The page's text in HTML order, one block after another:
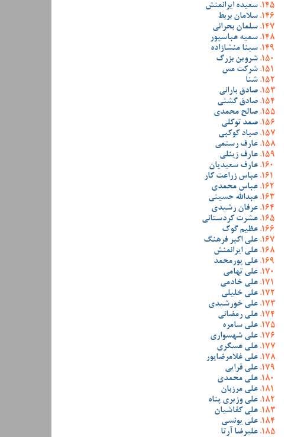
سعیده ایرانمنش
سلامان بربط
سلمان بحرانی
سمیه عباسپور
سینا منشازاده
شروین بزرگ
شرکت مس
شنا
صادق بارانی
صادق گشنی
صالح محمدی
صمد توکلی
صیاد کوکبی
عارف رستمی
عارف زینلی
عارف سعیدیان
عباس زراعت کار
عباس محمدی
عبدالله حسینی
عرفان رشیدی
عشرت کردستانی
عظیم گوک
علی اکبر فرهنگ
علی ایرانمنش
علی پورمحمد
علی تهامی
علی خادمی
علی خلیلی
علی خورشیدی
علی رمضانی
علی سامره
علی شهسواری
علی عسگری
علی غلامرضاپور
علی قرایی
علی محمدی
علی مرزبان
علی وزیری پناه
علی کفاشیان
علی یونسی
علیرضا آرتا